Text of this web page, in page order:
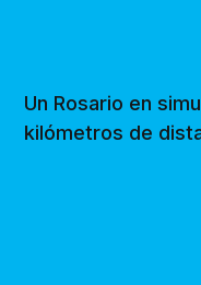
Un Rosario en
kilómetros de